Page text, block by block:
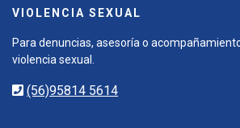
VIOLENCIA SEXUAL
Para denuncias, asesoría o
violencia sexual.
(56)95814 5614